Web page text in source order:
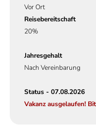
Vor Ort
Reisebereitschaft
20%
Jahresgehalt
Nach Vereinbarung
Status - 07.08.2026
Vakanz ausgelaufen!